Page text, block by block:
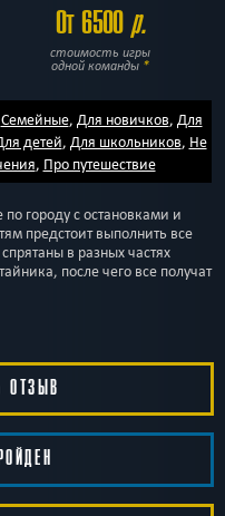
От 6500 р.
стоимость игры
одной команды *
Семейные, Для новичков, Для
детей, Для школьников, Не
, Про путешествие
городу с остановками и
предстоит выполнить все
в разных частях
после чего все получат
ОТЗЫВ